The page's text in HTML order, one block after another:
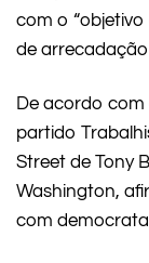
com o
de arrecadação
De acordo
partido
Street de Tony
Washington,
com